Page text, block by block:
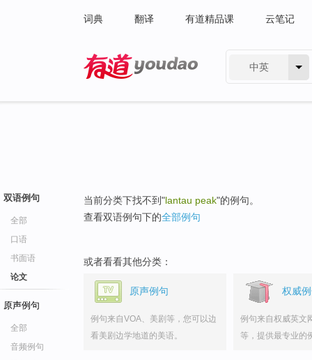
词典 翻译 有道精品课 云笔记
中英
双语例句
全部
口语
书面语
论文
原声例句
全部
音频例句
当前分类下找不到"lantau peak"的例句。
查看双语例句下的全部例句
或者看看其他分类：
原声例句
例句来自VOA、美剧等，您可以边
看美剧边学地道的美语。
权威
例句来自权威英文
等，提供最专业的